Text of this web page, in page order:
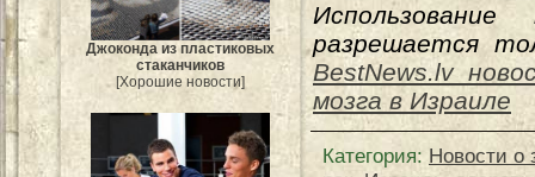
Джоконда из пластиковых
стаканчиков
[Хорошие новости]
разрешается
BestNews.lv
мозга в Израиле
Категория: Новости о